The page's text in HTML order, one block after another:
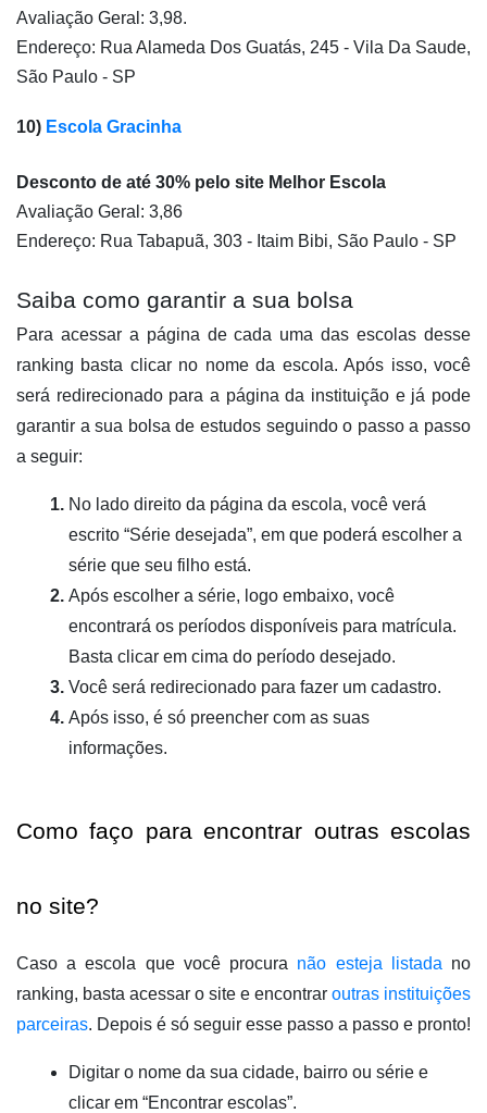
Avaliação Geral: 3,98.
Endereço: Rua Alameda Dos Guatás, 245 - Vila Da Saude,
São Paulo - SP
10) Escola Gracinha
Desconto de até 30% pelo site Melhor Escola
Avaliação Geral: 3,86
Endereço: Rua Tabapuã, 303 - Itaim Bibi, São Paulo - SP
Saiba como garantir a sua bolsa
Para acessar a página de cada uma das escolas desse
ranking basta clicar no nome da escola. Após isso, você
será redirecionado para a página da instituição e já pode
garantir a sua bolsa de estudos seguindo o passo a passo
a seguir:
No lado direito da página da escola, você verá
escrito “Série desejada”, em que poderá escolher a
série que seu filho está.
Após escolher a série, logo embaixo, você
encontrará os períodos disponíveis para matrícula.
Basta clicar em cima do período desejado.
Você será redirecionado para fazer um cadastro.
Após isso, é só preencher com as suas
informações.
Como faço para encontrar outras escolas
no site?
Caso a escola que você procura não esteja listada no
ranking, basta acessar o site e encontrar outras instituições
parceiras. Depois é só seguir esse passo a passo e pronto!
Digitar o nome da sua cidade, bairro ou série e
clicar em “Encontrar escolas”.